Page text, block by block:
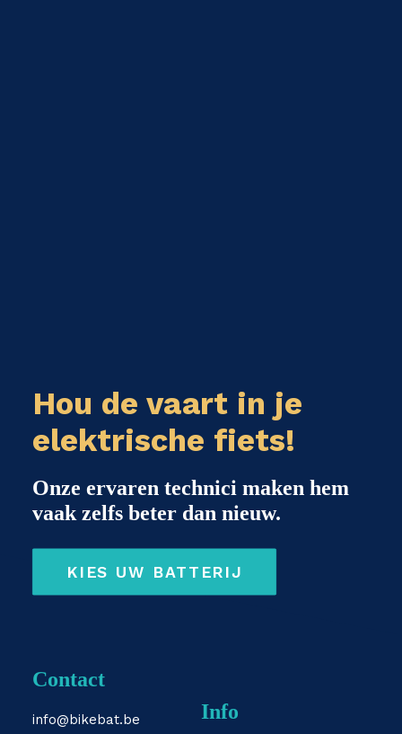
Hou de vaart in je
elektrische fiets!
Onze ervaren technici maken hem
vaak zelfs beter dan nieuw.
KIES UW BATTERIJ
Contact
info@bikebat.be
Info